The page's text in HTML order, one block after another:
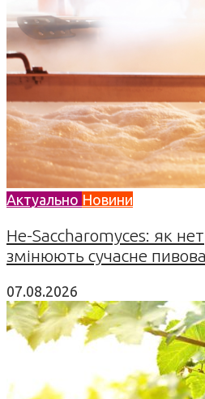
Актуально Новини
Не-Saccharomyces: як
змінюють сучасне
07.08.2026